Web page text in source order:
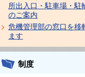
所出入口・駐車場・駐
のご案内
危機管理部の窓口を移
ます
制度